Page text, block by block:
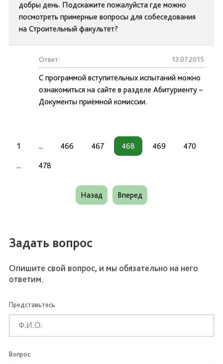
добры день. Подскажите пожалуйста где можно
посмотреть примерные вопросы для собеседования
на Строительный факультет?
Ответ: 13.07.2015
С программой вступительных испытаний можно
ознакомиться на сайте в разделе Абитуриенту –
Документы приёмной комиссии.
1 ... 466 467 468 469 470
... 478
Назад Вперед
Задать вопрос
Опишите свой вопрос, и мы обязательно на него
ответим.
Представьтесь
Вопрос